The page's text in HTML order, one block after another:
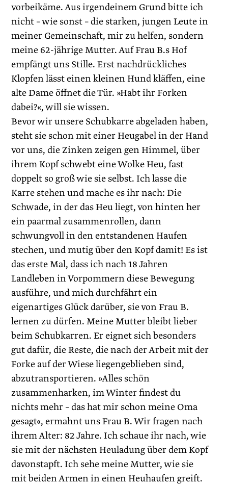
vorbeikäme. Aus irgendeinem Grund bitte ich
nicht – wie sonst – die starken, jungen Leute in
meiner Gemeinschaft, mir zu helfen, sondern
meine 62-jährige Mutter. Auf Frau B.s Hof
empfängt uns Stille. Erst nachdrückliches
Klopfen lässt einen kleinen Hund kläffen, eine
alte Dame öffnet die Tür. »Habt ihr Forken
dabei?«, will sie wissen.
Bevor wir unsere Schubkarre abgeladen haben,
steht sie schon mit einer Heugabel in der Hand
vor uns, die Zinken zeigen gen Himmel, über
ihrem Kopf schwebt eine Wolke Heu, fast
doppelt so groß wie sie selbst. Ich lasse die
Karre stehen und mache es ihr nach: Die
Schwade, in der das Heu liegt, von hinten her
ein paarmal zusammenrollen, dann
schwungvoll in den entstandenen Haufen
stechen, und mutig über den Kopf damit! Es ist
das erste Mal, dass ich nach 18 Jahren
Landleben in Vorpommern diese Bewegung
ausführe, und mich durchfährt ein
eigenartiges Glück darüber, sie von Frau B.
lernen zu dürfen. Meine Mutter bleibt lieber
beim Schubkarren. Er eignet sich besonders
gut dafür, die Reste, die nach der Arbeit mit der
Forke auf der Wiese liegengeblieben sind,
abzutransportieren. »Alles schön
zusammenharken, im Winter findest du
nichts mehr – das hat mir schon meine Oma
gesagt«, ermahnt uns Frau B. Wir fragen nach
ihrem Alter: 82 Jahre. Ich schaue ihr nach, wie
sie mit der nächsten Heuladung über dem Kopf
davonstapft. Ich sehe meine Mutter, wie sie
mit beiden Armen in einen Heuhaufen greift.